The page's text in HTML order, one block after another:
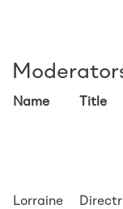
Name Title
Lorraine